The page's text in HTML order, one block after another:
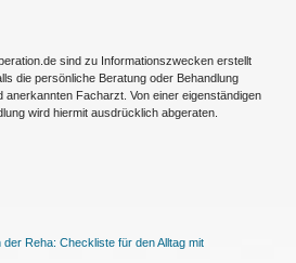
sind zu Informationszwecken erstellt
die persönliche Beratung oder Behandlung
anerkannten Facharzt. Von einer eigenständigen
wird hiermit ausdrücklich abgeraten.
Reha: Checkliste für den Alltag mit